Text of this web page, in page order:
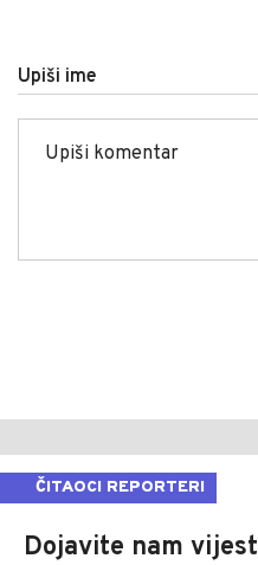
Upiši ime
ČITAOCI REPORTERI
Dojavite nam vijest